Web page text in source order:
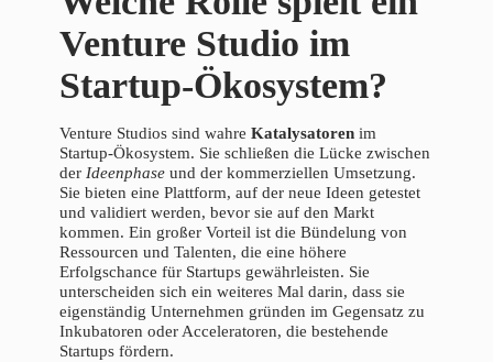
Venture Studio im
Startup-Ökosystem?
Venture Studios sind wahre Katalysatoren im
Startup-Ökosystem. Sie schließen die Lücke zwischen
der Ideenphase und der kommerziellen Umsetzung.
Sie bieten eine Plattform, auf der neue Ideen getestet
und validiert werden, bevor sie auf den Markt
kommen. Ein großer Vorteil ist die Bündelung von
Ressourcen und Talenten, die eine höhere
Erfolgschance für Startups gewährleisten. Sie
unterscheiden sich ein weiteres Mal darin, dass sie
eigenständig Unternehmen gründen im Gegensatz zu
Inkubatoren oder Acceleratoren, die bestehende
Startups fördern.